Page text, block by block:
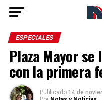
ESPECIALES
Plaza Mayor
con la primera
Publicado 14 de